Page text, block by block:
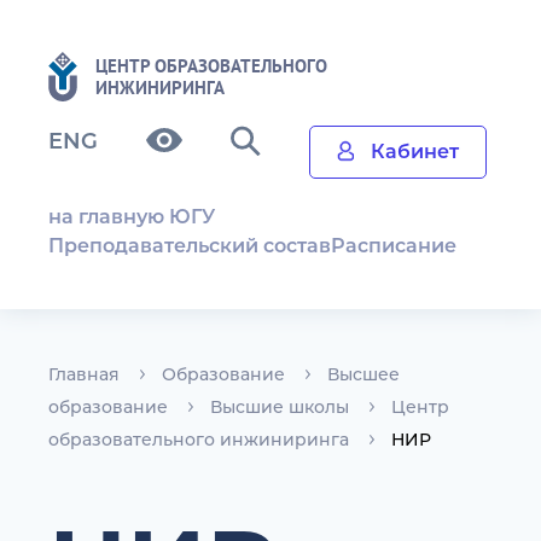
ЦЕНТР ОБРАЗОВАТЕЛЬНОГО
ИНЖИНИРИНГА
ENG Кабинет
на главную ЮГУ
Преподавательский составРасписание
Главная Образование
Высшее
образование
Высшие школы
Центр
образовательного инжиниринга
НИР